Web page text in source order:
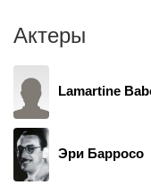
Актеры
Lamartine
Эри Барросо